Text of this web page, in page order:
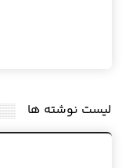
لیست نوشته ها